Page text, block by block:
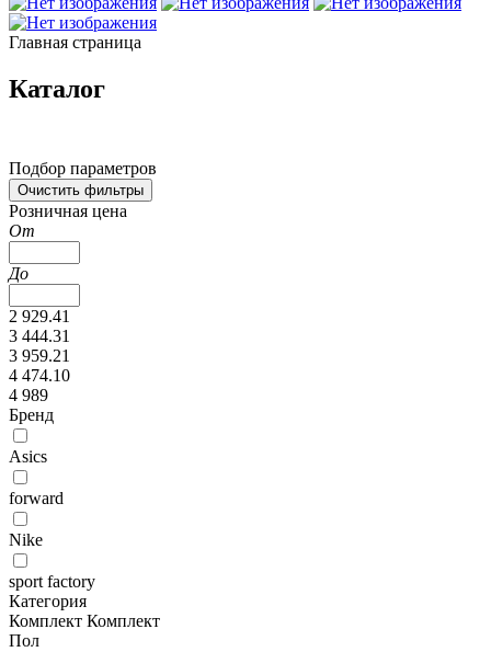
Главная страница
Каталог
Подбор параметров
Розничная цена
От
До
2 929.41
3 444.31
3 959.21
4 474.10
4 989
Бренд
Asics
forward
Nike
sport factory
Категория
Комплект Комплект
Пол